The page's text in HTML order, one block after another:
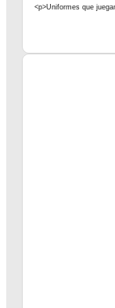
<p>Uniformes que